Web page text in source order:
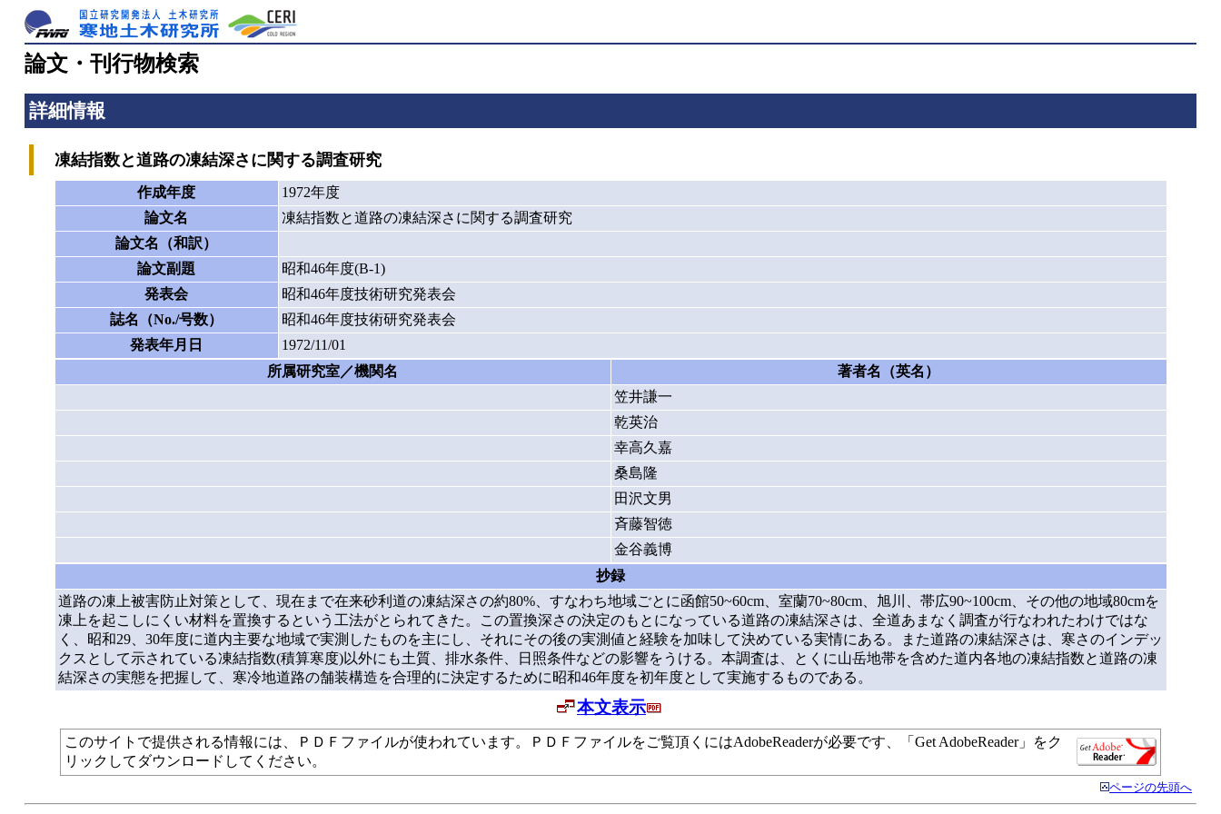
論文・刊行物検索
詳細情報
凍結指数と道路の凍結深さに関する調査研究
作成年度
1972年度
論文名
凍結指数と道路の凍結深さに関する調査研究
論文名（和訳）
論文副題
昭和46年度(B-1)
発表会
昭和46年度技術研究発表会
誌名（No./号数）
昭和46年度技術研究発表会
発表年月日
1972/11/01
所属研究室／機関名
著者名（英名）
笠井謙一
乾英治
幸高久嘉
桑島隆
田沢文男
斉藤智徳
金谷義博
抄録
道路の凍上被害防止対策として、現在まで在来砂利道の凍結深さの約80%、すなわち地域ごとに函館50~60cm、室蘭70~80cm、旭川、帯広90~100cm、その他の地域80cmを
凍上を起こしにくい材料を置換するという工法がとられてきた。この置換深さの決定のもとになっている道路の凍結深さは、全道あまなく調査が行なわれたわけではな
く、昭和29、30年度に道内主要な地域で実測したものを主にし、それにその後の実測値と経験を加味して決めている実情にある。また道路の凍結深さは、寒さのインデッ
クスとして示されている凍結指数(積算寒度)以外にも土質、排水条件、日照条件などの影響をうける。本調査は、とくに山岳地帯を含めた道内各地の凍結指数と道路の凍
結深さの実態を把握して、寒冷地道路の舗装構造を合理的に決定するために昭和46年度を初年度として実施するものである。
本文表示
このサイトで提供される情報には、ＰＤＦファイルが使われています。ＰＤＦファイルをご覧頂くにはAdobeReaderが必要です、「Get AdobeReader」をク
リックしてダウンロードしてください。
ページの先頭へ